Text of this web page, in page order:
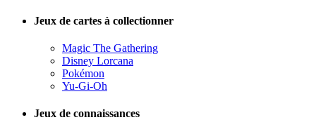
Jeux de cartes à collectionner
Magic The Gathering
Disney Lorcana
Pokémon
Yu-Gi-Oh
Jeux de connaissances